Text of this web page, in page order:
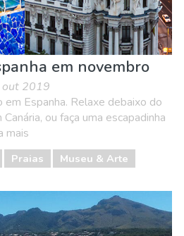
em novembro
out 2019
em Espanha. Relaxe debaixo do
ou faça uma escapadinha
mais
Praias Museu & Arte